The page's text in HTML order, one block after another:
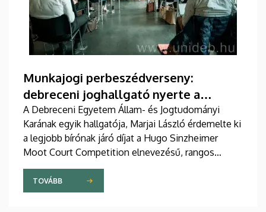
Munkajogi perbeszédverseny:
debreceni joghallgató nyerte a
legjobb bírói címet
A Debreceni Egyetem Állam- és Jogtudományi
Karának egyik hallgatója, Marjai László érdemelte ki
a legjobb bírónak járó díjat a Hugo Sinzheimer
Moot Court Competition elnevezésű, rangos
nemzetközi munkajogi perbeszédversenyen. A
rendezvény szervezőbizottságának elnöki tisztét a
DE ÁJK egyik oktatója töltötte be.
TOVÁBB